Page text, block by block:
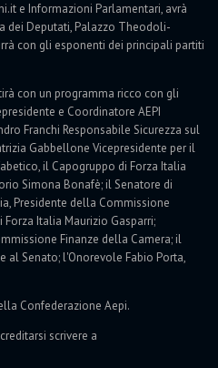
e Informazioni Parlamentari, avrà
dei Deputati, Palazzo Theodoli-
con gli esponenti dei principali partiti
con un programma ricco con gli
e Coordinatore AEPI
Franchi Responsabile Sicurezza sul
Gabbellone Vicepresidente per il
il Capogruppo di Forza Italia
Simona Bonafè; il Senatore di
Presidente della Commissione
Italia Maurizio Gasparri;
Finanze della Camera; il
al Senato; l'Onorevole Fabio Porta,
Confederazione Aepi.
scrivere a